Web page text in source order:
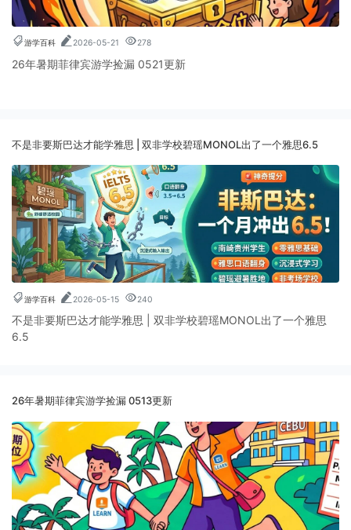
游学百科 2026-05-21 278
26年暑期菲律宾游学捡漏 0521更新
不是非要斯巴达才能学雅思 | 双非学校碧瑶MONOL出了一个雅思6.5
游学百科 2026-05-15 240
不是非要斯巴达才能学雅思 | 双非学校碧瑶MONOL出了一个雅思
6.5
26年暑期菲律宾游学捡漏 0513更新